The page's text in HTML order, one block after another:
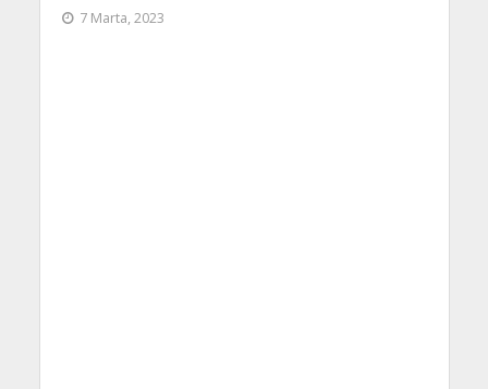
7 Marta, 2023